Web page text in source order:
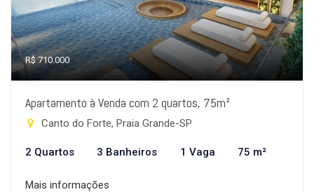
R$ 710.000
Apartamento à Venda com 2 quartos, 75m²
Canto do Forte, Praia Grande-SP
2 Quartos 3 Banheiros 1 Vaga 75 m²
Mais informações